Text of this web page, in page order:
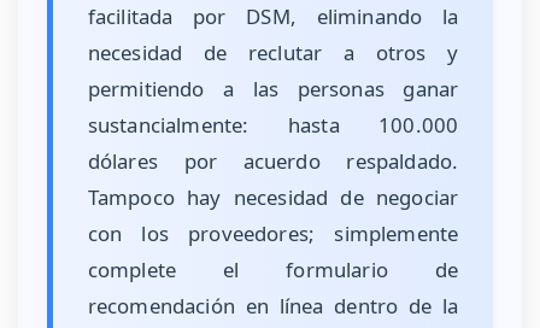
facilitada por DSM, eliminando la
necesidad de reclutar a otros y
permitiendo a las personas ganar
sustancialmente: hasta 100.000
dólares por acuerdo respaldado.
Tampoco hay necesidad de negociar
con los proveedores; simplemente
complete el formulario de
recomendación en línea dentro de la